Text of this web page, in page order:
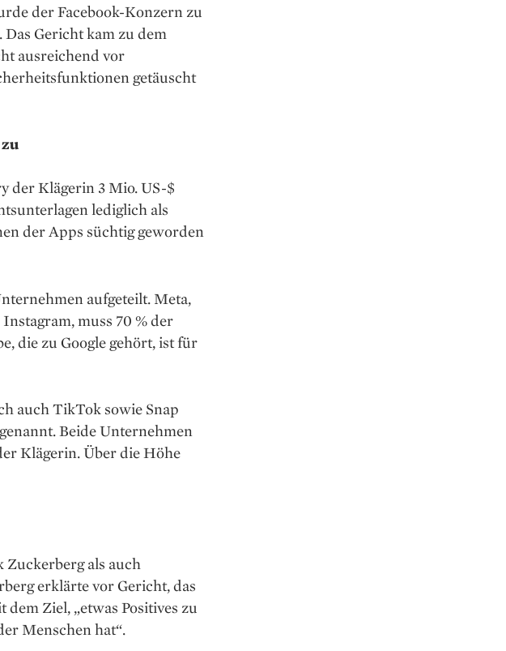
der Facebook-Konzern zu
Gericht kam zu dem
ausreichend vor
getäuscht
der Klägerin 3 Mio. US-$
lediglich als
der Apps süchtig geworden
aufgeteilt. Meta,
muss 70 % der
die zu Google gehört, ist für
auch TikTok sowie Snap
Beide Unternehmen
Klägerin. Über die Höhe
als auch
erklärte vor Gericht, das
Ziel, „etwas Positives zu
Menschen hat“.